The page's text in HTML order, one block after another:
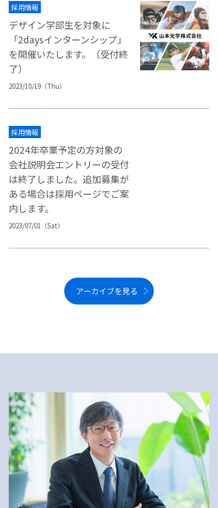
採用情報
デザイン学部生を対象に
「2daysインターンシップ」
を開催いたします。（受付終
了）
2023/10/19（Thu）
採用情報
2024年卒業予定の方対象の
会社説明会エントリーの受付
は終了しました。追加募集が
ある場合は採用ページでご案
内します。
2023/07/01（Sat）
アーカイブを見る